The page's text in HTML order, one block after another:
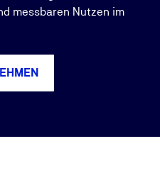
messbaren Nutzen im